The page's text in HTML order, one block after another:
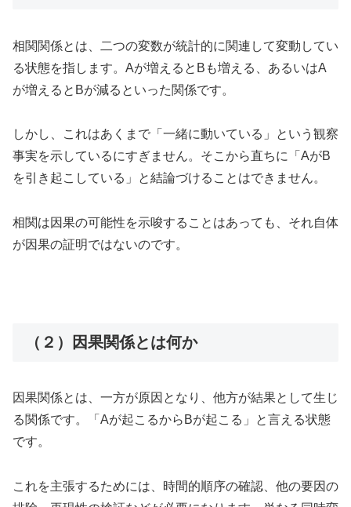
相関関係とは、二つの変数が統計的に関連して変動してい
る状態を指します。Aが増えるとBも増える、あるいはA
が増えるとBが減るといった関係です。
しかし、これはあくまで「一緒に動いている」という観察
事実を示しているにすぎません。そこから直ちに「AがB
を引き起こしている」と結論づけることはできません。
相関は因果の可能性を示唆することはあっても、それ自体
が因果の証明ではないのです。
（２）因果関係とは何か
因果関係とは、一方が原因となり、他方が結果として生じ
る関係です。「Aが起こるからBが起こる」と言える状態
です。
これを主張するためには、時間的順序の確認、他の要因の